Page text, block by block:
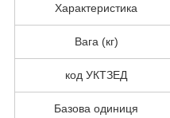
Характеристика
Вага (кг)
код УКТЗЕД
Базова одиниця